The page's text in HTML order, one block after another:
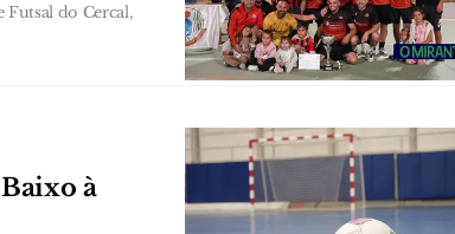
Futsal do Cercal,
à